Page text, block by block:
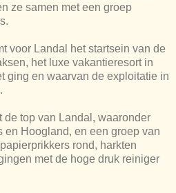
ze samen met een groep
voor Landal het startsein van de
het luxe vakantieresort in
ging en waarvan de exploitatie in
de top van Landal, waaronder
en Hoogland, en een groep van
rond, harkten
met de hoge druk reiniger